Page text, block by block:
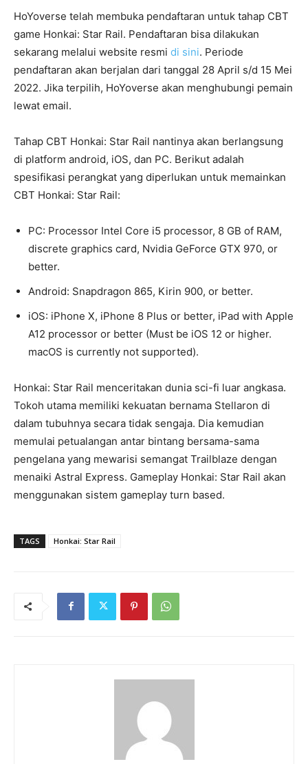
HoYoverse telah membuka pendaftaran untuk tahap CBT
game Honkai: Star Rail. Pendaftaran bisa dilakukan
sekarang melalui website resmi di sini. Periode
pendaftaran akan berjalan dari tanggal 28 April s/d 15 Mei
2022. Jika terpilih, HoYoverse akan menghubungi pemain
lewat email.
Tahap CBT Honkai: Star Rail nantinya akan berlangsung
di platform android, iOS, dan PC. Berikut adalah
spesifikasi perangkat yang diperlukan untuk memainkan
CBT Honkai: Star Rail:
PC: Processor Intel Core i5 processor, 8 GB of RAM,
discrete graphics card, Nvidia GeForce GTX 970, or
better.
Android: Snapdragon 865, Kirin 900, or better.
iOS: iPhone X, iPhone 8 Plus or better, iPad with Apple
A12 processor or better (Must be iOS 12 or higher.
macOS is currently not supported).
Honkai: Star Rail menceritakan dunia sci-fi luar angkasa.
Tokoh utama memiliki kekuatan bernama Stellaron di
dalam tubuhnya secara tidak sengaja. Dia kemudian
memulai petualangan antar bintang bersama-sama
pengelana yang mewarisi semangat Trailblaze dengan
menaiki Astral Express. Gameplay Honkai: Star Rail akan
menggunakan sistem gameplay turn based.
TAGS Honkai: Star Rail